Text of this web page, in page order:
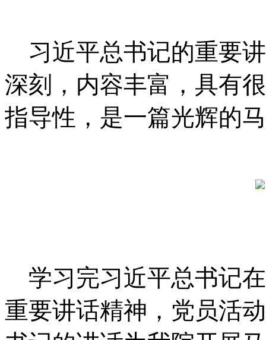
习近平总书记的重要
深刻，内容丰富，具有
指导性，是一篇光辉的
学习完习近平总书记
重要讲话精神，党员活